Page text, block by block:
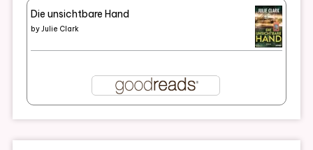
Die unsichtbare Hand
byJulie Clark